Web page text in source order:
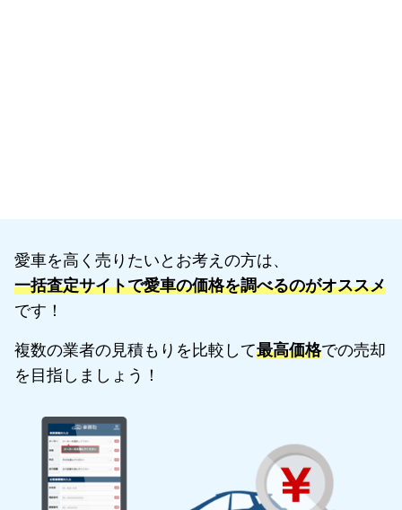
愛車を高く売りたいとお考えの方は、
一括査定サイトで愛車の価格を調べるのがオススメ
です！
複数の業者の見積もりを比較して最高価格での売却
を目指しましょう！